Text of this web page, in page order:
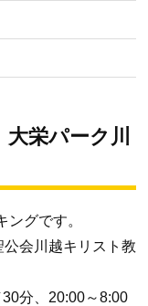
栄パーク川
グです。
会川越キリスト教
分、20:00～8:00